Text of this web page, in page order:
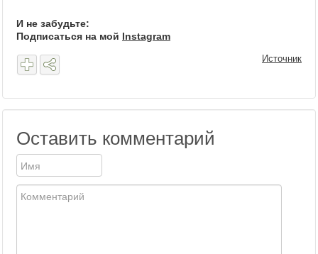
И не забудьте:
Подписаться на мой Instagram
Источник
Оставить комментарий